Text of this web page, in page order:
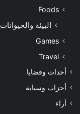
Foods
البيئة والحيوانات
Games
Travel
أحداث وقضايا
أحزاب وسياية
أراء